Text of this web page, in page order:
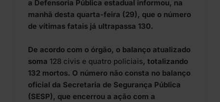
a Defensoria Pública estadual informou, na
manhã desta quarta-feira (29), que o número
de vítimas fatais já ultrapassa 130.
De acordo com o órgão, o balanço atualizado
soma 128 civis e quatro policiais, totalizando
132 mortos. O número não consta no balanço
oficial da Secretaria de Segurança Pública
(SESP), que encerrou a ação com a